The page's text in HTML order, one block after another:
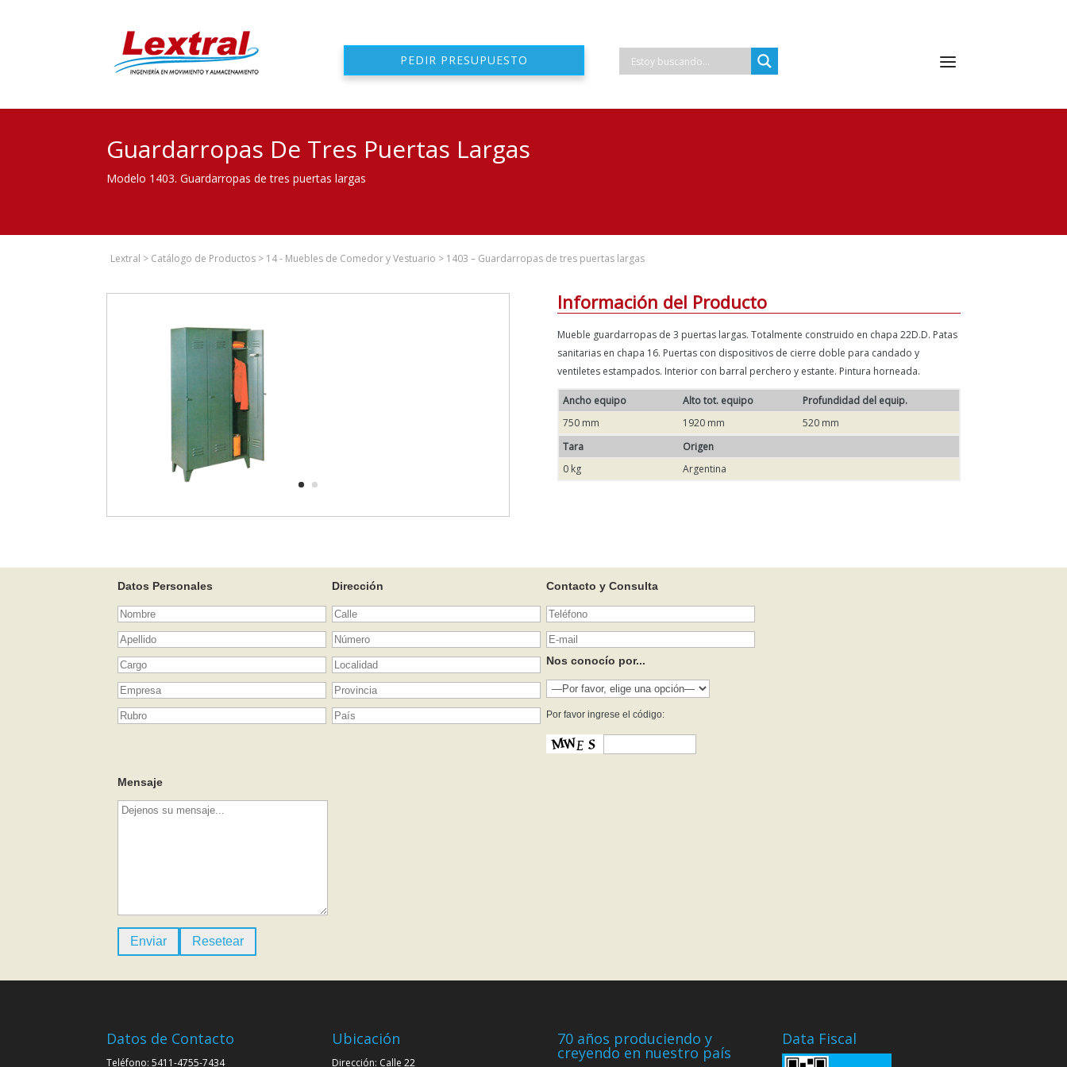
PEDIR PRESUPUESTO
Guardarropas De Tres Puertas Largas
Modelo 1403. Guardarropas de tres puertas largas
Lextral > Catálogo de Productos > 14 - Muebles de Comedor y Vestuario > 1403 – Guardarropas de tres puertas largas
Información del Producto
Mueble guardarropas de 3 puertas largas. Totalmente construido en chapa 22D.D. Patas
sanitarias en chapa 16. Puertas con dispositivos de cierre doble para candado y
ventiletes estampados. Interior con barral perchero y estante. Pintura horneada.
Ancho equipo Alto tot. equipo
Profundidad del equip.
750 mm
1920 mm
520 mm
Tara
Origen
0 kg
Argentina
Datos Personales Dirección Contacto y Consulta
Nos conocío por...
Por favor ingrese el código:
Mensaje
Datos de Contacto
Teléfono: 5411-4755-7434
Ubicación
Dirección: Calle 22
70 años produciendo y
creyendo en nuestro país
Data Fiscal